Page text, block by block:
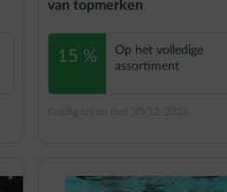
van topmerken
15 %
Op het volledige
assortiment